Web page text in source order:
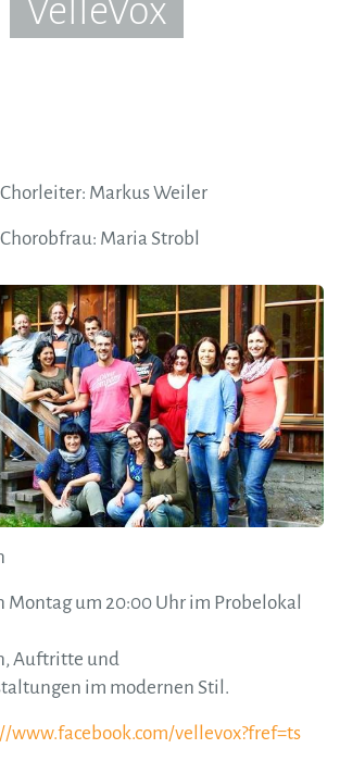
VelleVox
Chorleiter: Markus Weiler
Chorobfrau: Maria Strobl
Montag um 20:00 Uhr im Probelokal
Auftritte und
im modernen Stil.
www.facebook.com/vellevox?fref=ts